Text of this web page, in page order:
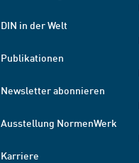
DIN in der Welt
Publikationen
Newsletter abonnieren
Ausstellung NormenWerk
Karriere